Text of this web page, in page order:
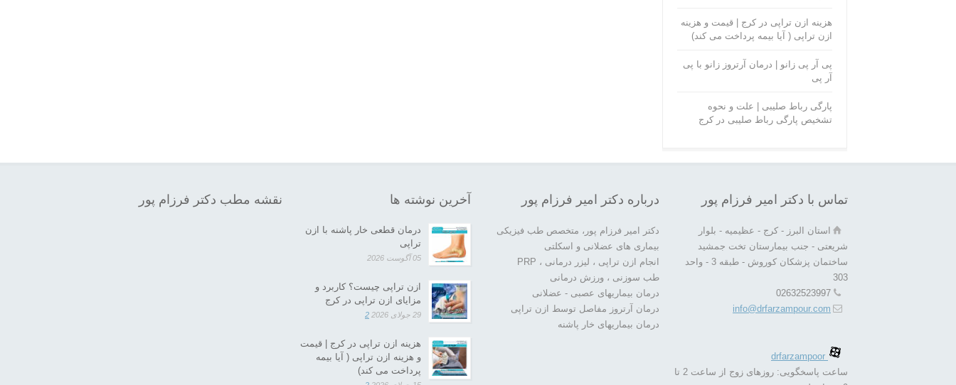
هزینه ازن تراپی در کرج | قیمت و هزینه
ازن تراپی ( آیا بیمه پرداخت می کند)
پی آر پی زانو | درمان آرتروز زانو با پی
آر پی
پارگی رباط صلیبی | علت و نحوه
تشخیص پارگی رباط صلیبی در کرج
تماس با دکتر امیر فرزام پور
استان البرز - کرج - عظیمیه - بلوار
شریعتی - جنب بیمارستان تخت جمشید
ساختمان پزشکان کوروش - طبقه 3 - واحد
303
02632523997
info@drfarzampour.com
ساعت پاسخگویی: روزهای زوج از ساعت 2 تا
درباره دکتر امیر فرزام پور
دکتر امیر فرزام پور، متخصص طب فیزیکی
بیماری های عضلانی و اسکلتی
انجام ازن تراپی ، لیزر درمانی ، PRP
طب سوزنی ، ورزش درمانی
درمان بیماریهای عصبی - عضلانی
درمان آرتروز مفاصل توسط ازن تراپی
درمان بیماریهای خار پاشنه
آخرین نوشته ها
درمان قطعی خار پاشنه با ازن
تراپی
05 آگوست 2026
ازن تراپی چیست؟ کاربرد و
مزایای ازن تراپی در کرج
29 جولای 2026 2
هزینه ازن تراپی در کرج | قیمت
و هزینه ازن تراپی ( آیا بیمه
پرداخت می کند)
نقشه مطب دکتر فرزام پور